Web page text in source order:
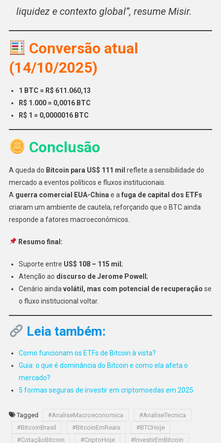
liquidez e contexto global”, resume Misir.
Conversão atual
(14/10/2025)
1 BTC = R$ 611.060,13
R$ 1.000 = 0,0016 BTC
R$ 1 = 0,0000016 BTC
Conclusão
A queda do Bitcoin para US$ 111 mil reflete a sensibilidade do
mercado a eventos políticos e fluxos institucionais.
A guerra comercial EUA-China e a fuga de capital dos ETFs
criaram um ambiente de cautela, reforçando que o BTC ainda
responde a fatores macroeconômicos.
Resumo final:
Suporte entre US$ 108 – 115 mil ;
Atenção ao discurso de Jerome Powell ;
Cenário ainda volátil, mas com potencial de recuperação se
o fluxo institucional voltar.
Leia também:
Como funcionam os ETFs de Bitcoin à vista?
Guia: o que é dominância do Bitcoin e como ela afeta o
mercado?
5 formas seguras de investir em criptomoedas em 2025
Tagged #AnaliseMacroeconomica
#AnaliseTecnica
#BitcoinBrasil
#BitcoinEmReais
#BTCHoje
#CotaçãoBitcoin
#CriptoHoje
#InvestirEmBitcoin